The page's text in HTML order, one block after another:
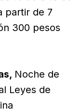
partir de 7
300 pesos
Noche de
Leyes de